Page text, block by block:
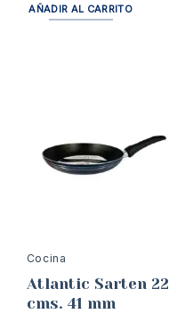
AÑADIR AL CARRITO
Cocina
Atlantic Sarten 22
cms. 41 mm